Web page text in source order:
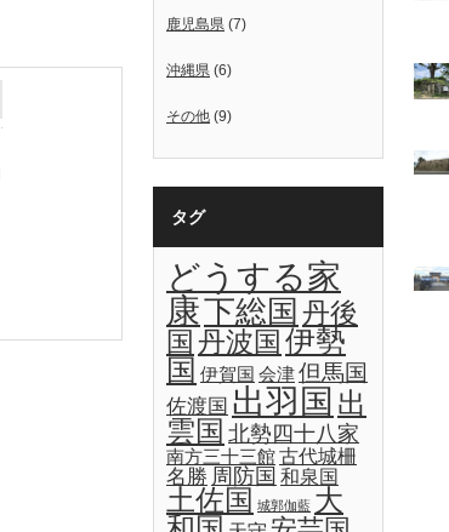
鹿児島県 (7)
沖縄県 (6)
その他 (9)
タグ
どうする家
康下総国 丹後
国 丹波国 伊勢
国 伊賀国 会津但馬国
佐渡国 出羽国 出
雲国 北勢四十八家
南方三十三館古代城柵
名勝 周防国 和泉国
土佐国 城郭伽藍 大